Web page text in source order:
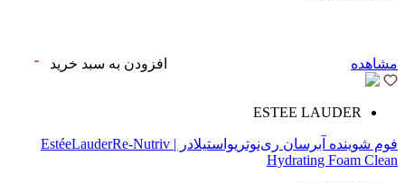
مشاهده افزودن به سبد خرید
ESTEE LAUDER
فوم شوینده آبرسان ری‌نوتریواستیلادر | EstéeLauderRe-Nutriv
Hydrating Foam Clean